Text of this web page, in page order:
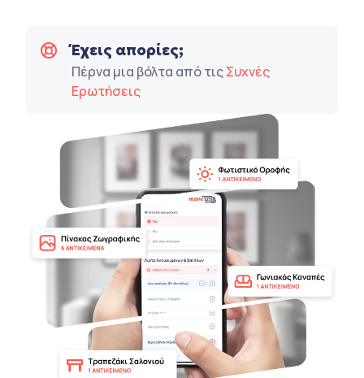
Έχεις απορίες;
Πέρνα μια βόλτα από τιςΣυχνές
Ερωτήσεις